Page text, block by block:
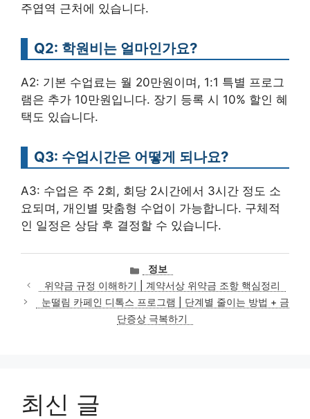
주엽역 근처에 있습니다.
Q2: 학원비는 얼마인가요?
A2: 기본 수업료는 월 20만원이며, 1:1 특별 프로그
램은 추가 10만원입니다. 장기 등록 시 10% 할인 혜
택도 있습니다.
Q3: 수업시간은 어떻게 되나요?
A3: 수업은 주 2회, 회당 2시간에서 3시간 정도 소
요되며, 개인별 맞춤형 수업이 가능합니다. 구체적
인 일정은 상담 후 결정할 수 있습니다.
카
테
고
리
정보
위약금 규정 이해하기 | 계약서상 위약금 조항 핵심정리
눈떨림 카페인 디톡스 프로그램 | 단계별 줄이는 방법 + 금
단증상 극복하기
최신 글